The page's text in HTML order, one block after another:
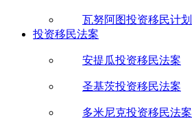
瓦努阿图投资移民计划
投资移民法案
安提瓜投资移民法案
圣基茨投资移民法案
多米尼克投资移民法案